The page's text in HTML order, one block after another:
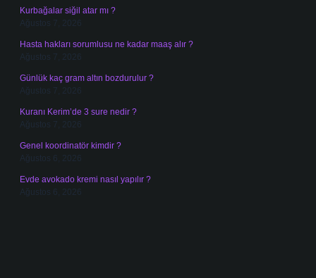
Kurbağalar siğil atar mı ?
Ağustos 7, 2026
Hasta hakları sorumlusu ne kadar maaş alır ?
Ağustos 7, 2026
Günlük kaç gram altın bozdurulur ?
Ağustos 7, 2026
Kuranı Kerim’de 3 sure nedir ?
Ağustos 7, 2026
Genel koordinatör kimdir ?
Ağustos 6, 2026
Evde avokado kremi nasıl yapılır ?
Ağustos 6, 2026